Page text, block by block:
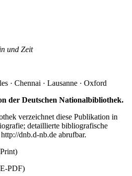
und Zeit
· Chennai · Lausanne · Oxford
der Deutschen Nationalbibliothek.
verzeichnet diese Publikation in
detaillierte bibliografische
http://dnb.d-nb.de abrufbar.
PDF)